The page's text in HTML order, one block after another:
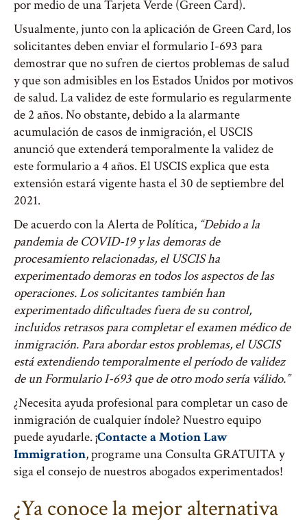
por medio de una Tarjeta Verde (Green Card).
Usualmente, junto con la aplicación de Green Card, los
solicitantes deben enviar el formulario I-693 para
demostrar que no sufren de ciertos problemas de salud
y que son admisibles en los Estados Unidos por motivos
de salud. La validez de este formulario es regularmente
de 2 años. No obstante, debido a la alarmante
acumulación de casos de inmigración, el USCIS
anunció que extenderá temporalmente la validez de
este formulario a 4 años. El USCIS explica que esta
extensión estará vigente hasta el 30 de septiembre del
2021.
De acuerdo con la Alerta de Política, “Debido a la
pandemia de COVID-19 y las demoras de
procesamiento relacionadas, el USCIS ha
experimentado demoras en todos los aspectos de las
operaciones. Los solicitantes también han
experimentado dificultades fuera de su control,
incluidos retrasos para completar el examen médico de
inmigración. Para abordar estos problemas, el USCIS
está extendiendo temporalmente el período de validez
de un Formulario I-693 que de otro modo sería válido.”
¿Necesita ayuda profesional para completar un caso de
inmigración de cualquier índole? Nuestro equipo
puede ayudarle. ¡Contacte a Motion Law
Immigration, programe una Consulta GRATUITA y
siga el consejo de nuestros abogados experimentados!
¿Ya conoce la mejor alternativa